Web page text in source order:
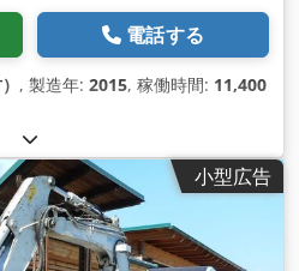
電話する
, 製造年: 2015, 稼働時間: 11,400
小型広告